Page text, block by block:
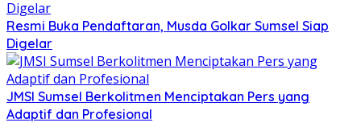
Resmi Buka Pendaftaran, Musda Golkar Sumsel Siap
Digelar
JMSI Sumsel Berkolitmen Menciptakan Pers yang
Adaptif dan Profesional